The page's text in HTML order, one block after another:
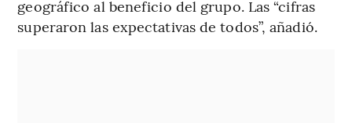
geográfico al beneficio del grupo. Las “cifras
superaron las expectativas de todos”, añadió.